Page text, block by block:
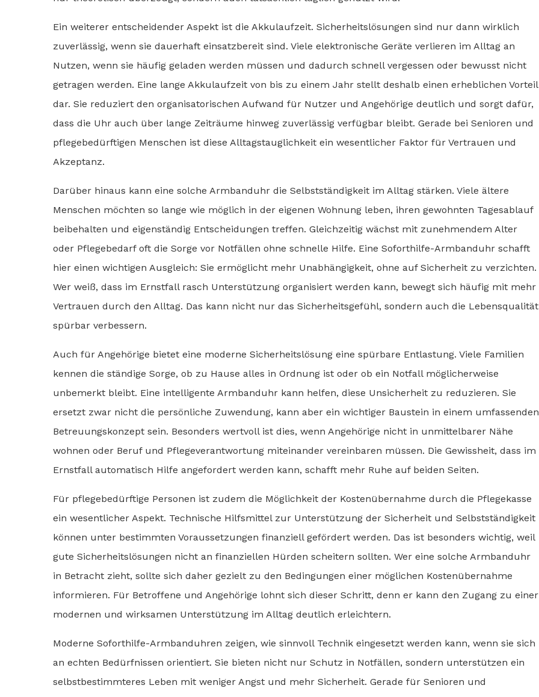
Ein weiterer entscheidender Aspekt ist die Akkulaufzeit. Sicherheitslösungen sind nur dann wirklich
zuverlässig, wenn sie dauerhaft einsatzbereit sind. Viele elektronische Geräte verlieren im Alltag an
Nutzen, wenn sie häufig geladen werden müssen und dadurch schnell vergessen oder bewusst nicht
getragen werden. Eine lange Akkulaufzeit von bis zu einem Jahr stellt deshalb einen erheblichen Vorteil
dar. Sie reduziert den organisatorischen Aufwand für Nutzer und Angehörige deutlich und sorgt dafür,
dass die Uhr auch über lange Zeiträume hinweg zuverlässig verfügbar bleibt. Gerade bei Senioren und
pflegebedürftigen Menschen ist diese Alltagstauglichkeit ein wesentlicher Faktor für Vertrauen und
Akzeptanz.
Darüber hinaus kann eine solche Armbanduhr die Selbstständigkeit im Alltag stärken. Viele ältere
Menschen möchten so lange wie möglich in der eigenen Wohnung leben, ihren gewohnten Tagesablauf
beibehalten und eigenständig Entscheidungen treffen. Gleichzeitig wächst mit zunehmendem Alter
oder Pflegebedarf oft die Sorge vor Notfällen ohne schnelle Hilfe. Eine Soforthilfe-Armbanduhr schafft
hier einen wichtigen Ausgleich: Sie ermöglicht mehr Unabhängigkeit, ohne auf Sicherheit zu verzichten.
Wer weiß, dass im Ernstfall rasch Unterstützung organisiert werden kann, bewegt sich häufig mit mehr
Vertrauen durch den Alltag. Das kann nicht nur das Sicherheitsgefühl, sondern auch die Lebensqualität
spürbar verbessern.
Auch für Angehörige bietet eine moderne Sicherheitslösung eine spürbare Entlastung. Viele Familien
kennen die ständige Sorge, ob zu Hause alles in Ordnung ist oder ob ein Notfall möglicherweise
unbemerkt bleibt. Eine intelligente Armbanduhr kann helfen, diese Unsicherheit zu reduzieren. Sie
ersetzt zwar nicht die persönliche Zuwendung, kann aber ein wichtiger Baustein in einem umfassenden
Betreuungskonzept sein. Besonders wertvoll ist dies, wenn Angehörige nicht in unmittelbarer Nähe
wohnen oder Beruf und Pflegeverantwortung miteinander vereinbaren müssen. Die Gewissheit, dass im
Ernstfall automatisch Hilfe angefordert werden kann, schafft mehr Ruhe auf beiden Seiten.
Für pflegebedürftige Personen ist zudem die Möglichkeit der Kostenübernahme durch die Pflegekasse
ein wesentlicher Aspekt. Technische Hilfsmittel zur Unterstützung der Sicherheit und Selbstständigkeit
können unter bestimmten Voraussetzungen finanziell gefördert werden. Das ist besonders wichtig, weil
gute Sicherheitslösungen nicht an finanziellen Hürden scheitern sollten. Wer eine solche Armbanduhr
in Betracht zieht, sollte sich daher gezielt zu den Bedingungen einer möglichen Kostenübernahme
informieren. Für Betroffene und Angehörige lohnt sich dieser Schritt, denn er kann den Zugang zu einer
modernen und wirksamen Unterstützung im Alltag deutlich erleichtern.
Moderne Soforthilfe-Armbanduhren zeigen, wie sinnvoll Technik eingesetzt werden kann, wenn sie sich
an echten Bedürfnissen orientiert. Sie bieten nicht nur Schutz in Notfällen, sondern unterstützen ein
selbstbestimmteres Leben mit weniger Angst und mehr Sicherheit. Gerade für Senioren und